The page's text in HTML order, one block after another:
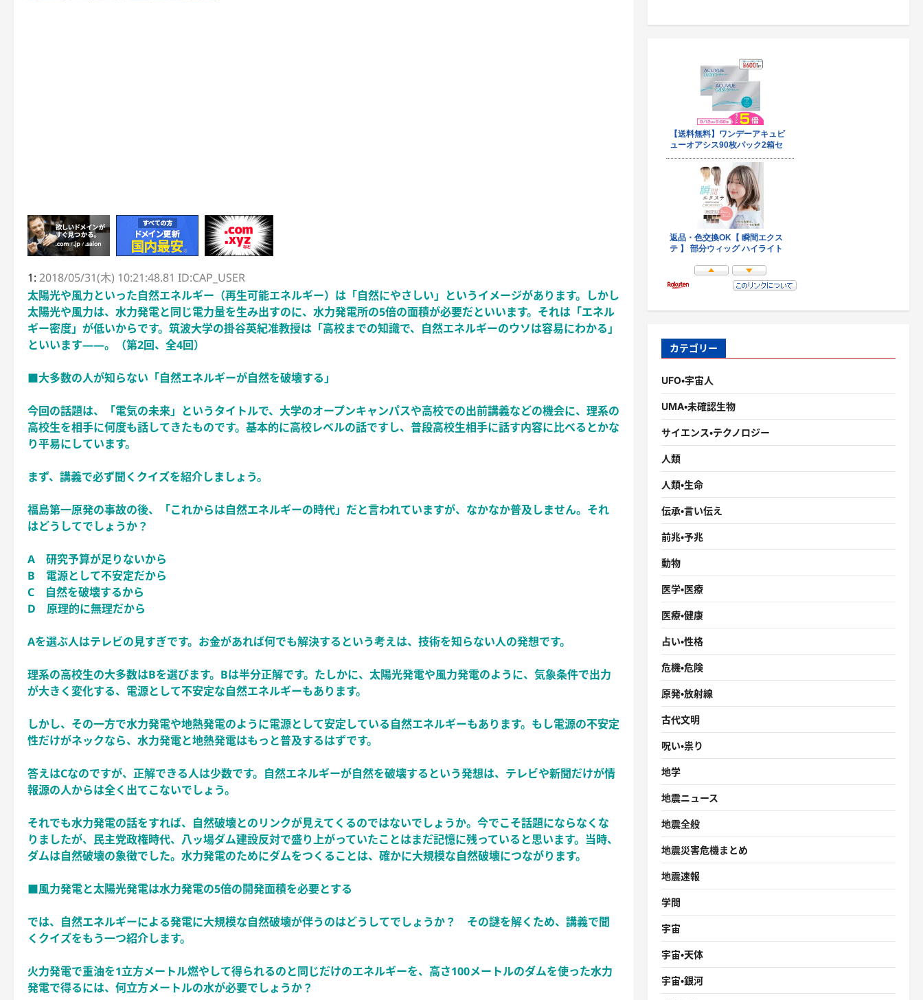
1: 2018/05/31(木) 10:21:48.81 ID:CAP_USER
太陽光や風力といった自然エネルギー（再生可能エネルギー）は「自然にやさしい」というイメージがあります。しかし
太陽光や風力は、水力発電と同じ電力量を生み出すのに、水力発電所の5倍の面積が必要だといいます。それは「エネル
ギー密度」が低いからです。筑波大学の掛谷英紀准教授は「高校までの知識で、自然エネルギーのウソは容易にわかる」
といいます――。（第2回、全4回）
■大多数の人が知らない「自然エネルギーが自然を破壊する」
今回の話題は、「電気の未来」というタイトルで、大学のオープンキャンパスや高校での出前講義などの機会に、理系の
高校生を相手に何度も話してきたものです。基本的に高校レベルの話ですし、普段高校生相手に話す内容に比べるとかな
り平易にしています。
まず、講義で必ず聞くクイズを紹介しましょう。
福島第一原発の事故の後、「これからは自然エネルギーの時代」だと言われていますが、なかなか普及しません。それ
はどうしてでしょうか？
A 研究予算が足りないから
B 電源として不安定だから
C 自然を破壊するから
D 原理的に無理だから
Aを選ぶ人はテレビの見すぎです。お金があれば何でも解決するという考えは、技術を知らない人の発想です。
理系の高校生の大多数はBを選びます。Bは半分正解です。たしかに、太陽光発電や風力発電のように、気象条件で出力
が大きく変化する、電源として不安定な自然エネルギーもあります。
しかし、その一方で水力発電や地熱発電のように電源として安定している自然エネルギーもあります。もし電源の不安定
性だけがネックなら、水力発電と地熱発電はもっと普及するはずです。
答えはCなのですが、正解できる人は少数です。自然エネルギーが自然を破壊するという発想は、テレビや新聞だけが情
報源の人からは全く出てこないでしょう。
それでも水力発電の話をすれば、自然破壊とのリンクが見えてくるのではないでしょうか。今でこそ話題にならなくな
りましたが、民主党政権時代、八ッ場ダム建設反対で盛り上がっていたことはまだ記憶に残っていると思います。当時、
ダムは自然破壊の象徴でした。水力発電のためにダムをつくることは、確かに大規模な自然破壊につながります。
■風力発電と太陽光発電は水力発電の5倍の開発面積を必要とする
では、自然エネルギーによる発電に大規模な自然破壊が伴うのはどうしてでしょうか？ その謎を解くため、講義で聞
くクイズをもう一つ紹介します。
火力発電で重油を1立方メートル燃やして得られるのと同じだけのエネルギーを、高さ100メートルのダムを使った水力
発電で得るには、何立方メートルの水が必要でしょうか？
カテゴリー
UFO・宇宙人
UMA・未確認生物
サイエンス・テクノロジー
人類
人類・生命
伝承・言い伝え
前兆・予兆
動物
医学・医療
医療・健康
占い・性格
危機・危険
原発・放射線
古代文明
呪い・祟り
地学
地震ニュース
地震全般
地震災害危機まとめ
地震速報
学問
宇宙
宇宙・天体
宇宙・銀河